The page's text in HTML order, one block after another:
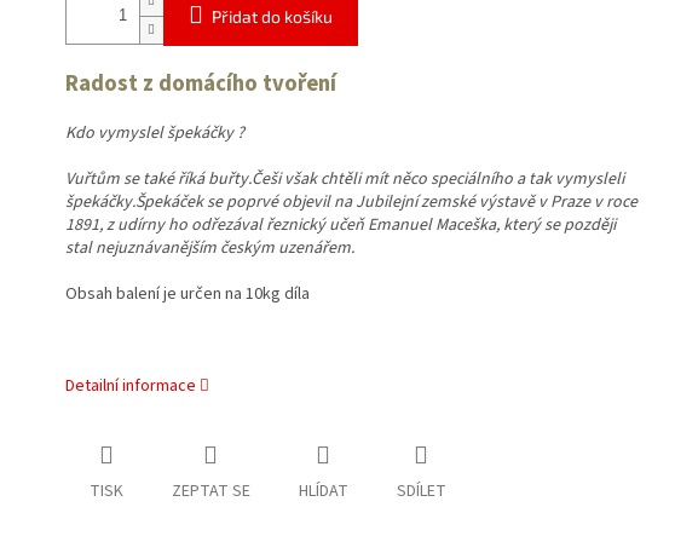
Přidat do košíku
Radost z domácího tvoření
Kdo vymyslel špekáčky ?
Vuřtům se také říká buřty.Češi však chtěli mít něco speciálního a tak vymysleli
špekáčky.Špekáček se poprvé objevil na Jubilejní zemské výstavě v Praze v roce
1891, z udírny ho odřezával řeznický učeň Emanuel Maceška, který se později
stal nejuznávanějším českým uzenářem.
Obsah balení je určen na 10kg díla
Detailní informace
TISK ZEPTAT SE HLÍDAT SDÍLET